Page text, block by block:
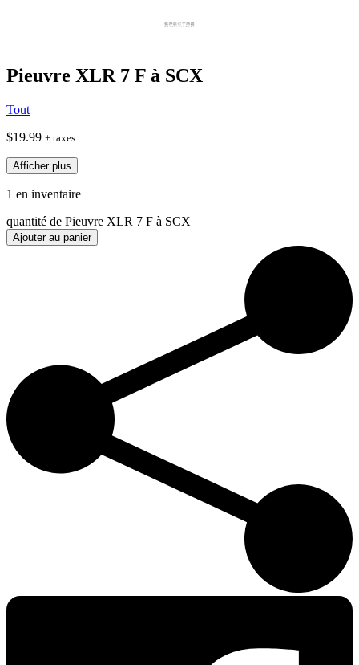
Pieuvre XLR 7 F à SCX
Tout
$19.99 + taxes
Afficher plus
1 en inventaire
quantité de Pieuvre XLR 7 F à SCX
Ajouter au panier